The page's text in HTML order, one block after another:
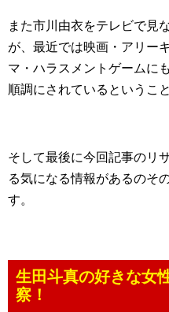
また市川由衣をテレビで見
が、最近では映画・アリー
マ・ハラスメントゲームに
順調にされているというこ
そして最後に今回記事のリ
る気になる情報があるのそ
す。
生田斗真の好きな女
察！